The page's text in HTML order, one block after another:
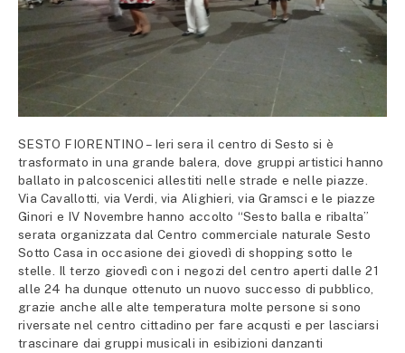
SESTO FIORENTINO – Ieri sera il centro di Sesto si è
trasformato in una grande balera, dove gruppi artistici hanno
ballato in palcoscenici allestiti nelle strade e nelle piazze.
Via Cavallotti, via Verdi, via Alighieri, via Gramsci e le piazze
Ginori e IV Novembre hanno accolto “Sesto balla e ribalta”
serata organizzata dal Centro commerciale naturale Sesto
Sotto Casa in occasione dei giovedì di shopping sotto le
stelle. Il terzo giovedì con i negozi del centro aperti dalle 21
alle 24 ha dunque ottenuto un nuovo successo di pubblico,
grazie anche alle alte temperatura molte persone si sono
riversate nel centro cittadino per fare acqusti e per lasciarsi
trascinare dai gruppi musicali in esibizioni danzanti